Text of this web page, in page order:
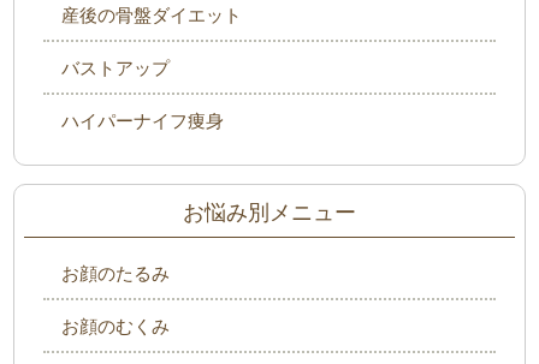
産後の骨盤ダイエット
バストアップ
ハイパーナイフ痩身
お悩み別メニュー
お顔のたるみ
お顔のむくみ